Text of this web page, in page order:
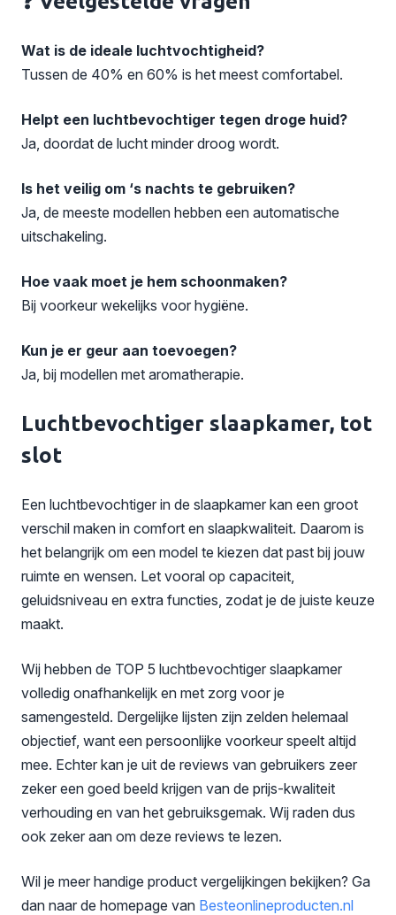
Wat is de ideale luchtvochtigheid?
Tussen de 40% en 60% is het meest comfortabel.
Helpt een luchtbevochtiger tegen droge huid?
Ja, doordat de lucht minder droog wordt.
Is het veilig om ‘s nachts te gebruiken?
Ja, de meeste modellen hebben een automatische
uitschakeling.
Hoe vaak moet je hem schoonmaken?
Bij voorkeur wekelijks voor hygiëne.
Kun je er geur aan toevoegen?
Ja, bij modellen met aromatherapie.
Luchtbevochtiger slaapkamer, tot
slot
Een luchtbevochtiger in de slaapkamer kan een groot
verschil maken in comfort en slaapkwaliteit. Daarom is
het belangrijk om een model te kiezen dat past bij jouw
ruimte en wensen. Let vooral op capaciteit,
geluidsniveau en extra functies, zodat je de juiste keuze
maakt.
Wij hebben de TOP 5 luchtbevochtiger slaapkamer
volledig onafhankelijk en met zorg voor je
samengesteld. Dergelijke lijsten zijn zelden helemaal
objectief, want een persoonlijke voorkeur speelt altijd
mee. Echter kan je uit de reviews van gebruikers zeer
zeker een goed beeld krijgen van de prijs-kwaliteit
verhouding en van het gebruiksgemak. Wij raden dus
ook zeker aan om deze reviews te lezen.
Wil je meer handige product vergelijkingen bekijken? Ga
dan naar de homepage van Besteonlineproducten.nl